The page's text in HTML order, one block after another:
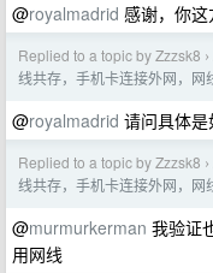
@royalmadrid 感谢，你
Replied to a topic by Zzzsk8 ›
线共存，手机卡连接外网，网
@royalmadrid 请问具体
Replied to a topic by Zzzsk8 ›
线共存，手机卡连接外网，网
@murmurkerman 我验证
用网线